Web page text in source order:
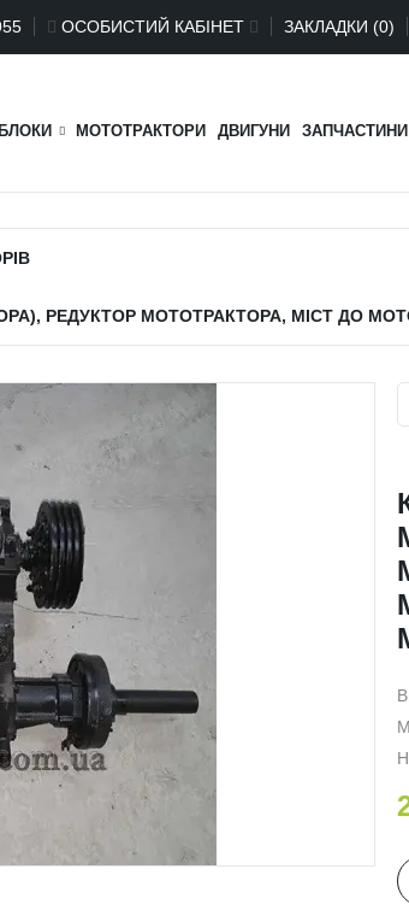
ОСОБИСТИЙ КАБІНЕТ ЗАКЛАДКИ (0)
МОТОТРАКТОРИ ДВИГУНИ ЗАПЧАСТИНИ
РЕДУКТОР МОТОТРАКТОРА, МІСТ ДО